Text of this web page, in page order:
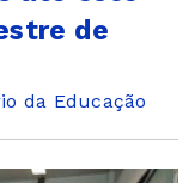
de
da Educação